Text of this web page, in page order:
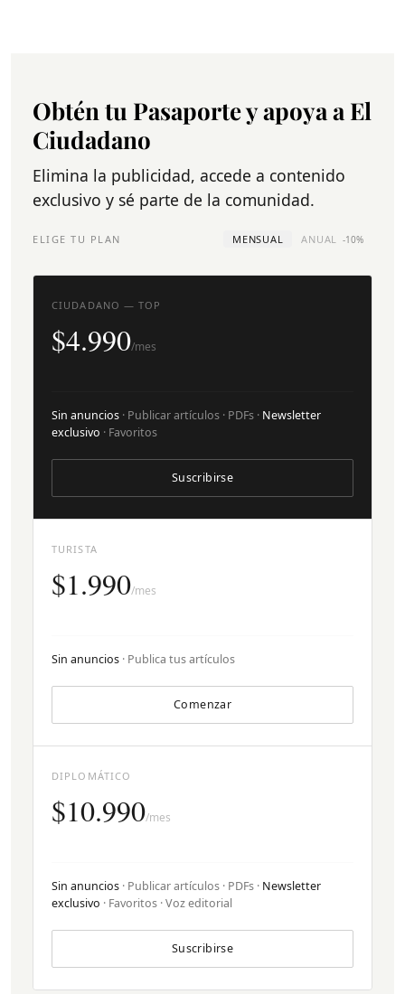
Obtén tu Pasaporte y apoya a El
Ciudadano
Elimina la publicidad, accede a contenido
exclusivo y sé parte de la comunidad.
ELIGE TU PLAN MENSUAL ANUAL -10%
TURISTA
$1.990/mes
Sin anuncios · Publica tus artículos
Comenzar
CIUDADANO — TOP
$4.990/mes
Sin anuncios · Publicar artículos · PDFs · Newsletter
exclusivo · Favoritos
Suscribirse
DIPLOMÁTICO
$10.990/mes
Sin anuncios · Publicar artículos · PDFs · Newsletter
exclusivo · Favoritos · Voz editorial
Suscribirse